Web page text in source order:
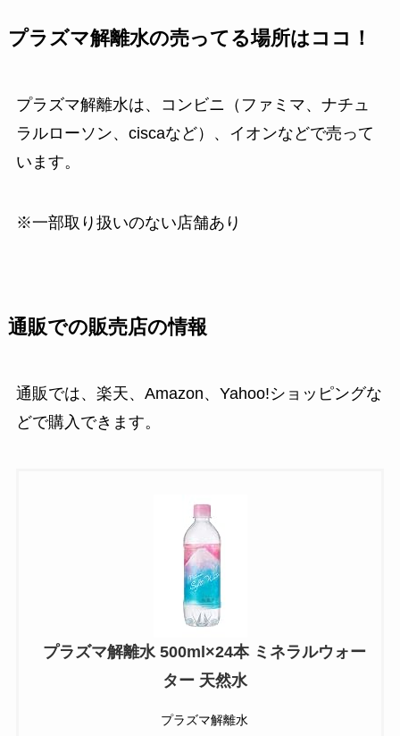
プラズマ解離水の売ってる場所はココ！
プラズマ解離水は、コンビニ（ファミマ、ナチュ
ラルローソン、ciscaなど）、イオンなどで売って
います。
※一部取り扱いのない店舗あり
通販での販売店の情報
通販では、楽天、Amazon、Yahoo!ショッピングな
どで購入できます。
プラズマ解離水 500ml×24本 ミネラルウォー
ター 天然水
プラズマ解離水